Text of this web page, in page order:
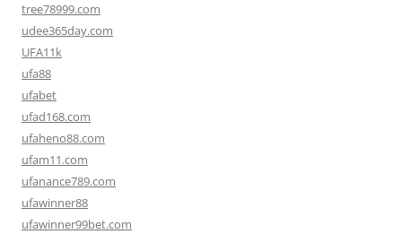
tree78999.com
udee365day.com
UFA11k
ufa88
ufabet
ufad168.com
ufaheno88.com
ufam11.com
ufanance789.com
ufawinner88
ufawinner99bet.com